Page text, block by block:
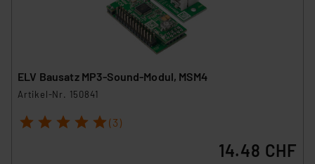
ELV Bausatz MP3-Sound-Modul, MSM4
Artikel-Nr. 150841
1 2 3 4 5 (3)
14.48 CHF